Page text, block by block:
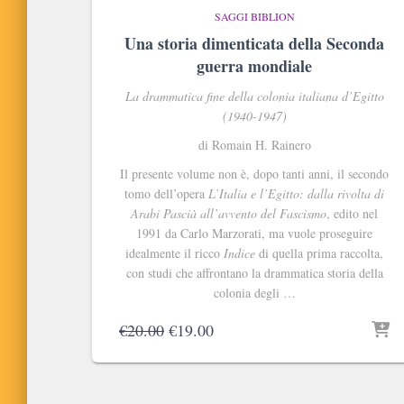
SAGGI BIBLION
Una storia dimenticata della Seconda
guerra mondiale
La drammatica fine della colonia italiana d’Egitto
(1940-1947)
di Romain H. Rainero
Il presente volume non è, dopo tanti anni, il secondo
tomo dell’opera L’Italia e l’Egitto: dalla rivolta di
Arabi Pascià all’avvento del Fascismo, edito nel
1991 da Carlo Marzorati, ma vuole proseguire
idealmente il ricco Indice di quella prima raccolta,
con studi che affrontano la drammatica storia della
colonia degli …
€20.00 Il
originale
€19.00Il
attuale